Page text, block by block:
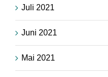
Juli 2021
Juni 2021
Mai 2021